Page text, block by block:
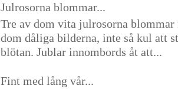
Julrosorna blommar...
Tre av dom vita julrosorna blommar
dom dåliga bilderna, inte så kul att
blötan. Jublar innombords åt att...
Fint med lång vår...